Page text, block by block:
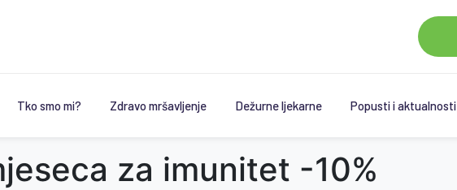
Tko smo mi? Zdravo mršavljenje Dežurne ljekarne Popusti i aktualnosti
za imunitet -10%